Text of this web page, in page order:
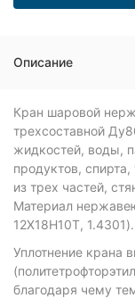
Описание
Кран шаровой
трехсоставной
жидкостей, воды,
продуктов,
из трех частей,
Материал
12Х18Н10Т, 1.4301).
Уплотнение крана
благодаря чему